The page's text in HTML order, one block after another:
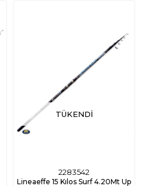
TÜKENDI
2283542
Lineaeffe 15 Kılos Surf 4.20Mt Up